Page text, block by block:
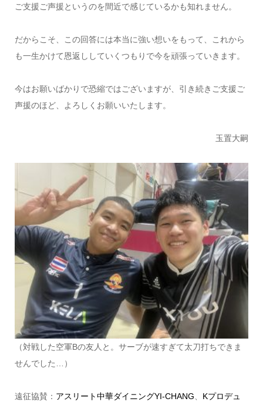
ご支援ご声援というのを間近で感じているかも知れません。
だからこそ、この回答には本当に強い想いをもって、これから
も一生かけて恩返ししていくつもりで今を頑張っていきます。
今はお願いばかりで恐縮ではございますが、引き続きご支援ご
声援のほど、よろしくお願いいたします。
玉置大嗣
（対戦した空軍Bの友人と。サーブが速すぎて太刀打ちできま
せんでした…）
遠征協賛： アスリート中華ダイニングYI-CHANG Kプロデュ